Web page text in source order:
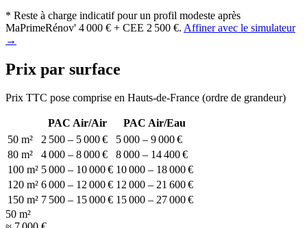
* Reste à charge indicatif pour un profil modeste après
MaPrimeRénov' 4 000 € + CEE 2 500 €. Affiner avec le simulateur
→
Prix par surface
Prix TTC pose comprise en Hauts-de-France (ordre de grandeur)
PAC Air/Air
PAC Air/Eau
50 m²
2 500 – 5 000 €
5 000 – 9 000 €
80 m²
4 000 – 8 000 €
8 000 – 14 400 €
100 m² 5 000 – 10 000 € 10 000 – 18 000 €
120 m² 6 000 – 12 000 € 12 000 – 21 600 €
150 m² 7 500 – 15 000 € 15 000 – 27 000 €
50 m²